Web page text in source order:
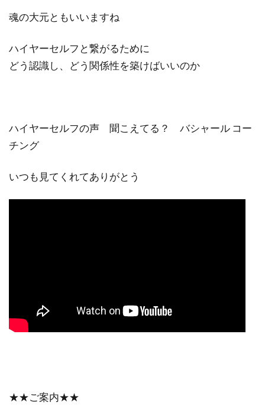
魂の大元ともいいますね
ハイヤーセルフと繋がるために
どう認識し、どう関係性を築けばいいのか
ハイヤーセルフの声 聞こえてる？ バシャール コー
チング
いつも見てくれてありがとう
★★ご案内★★